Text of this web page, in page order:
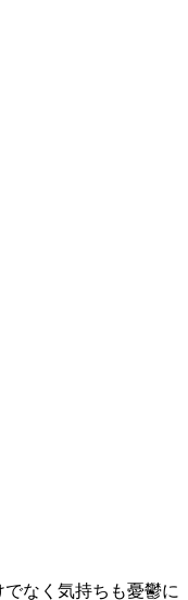
なく気持ちも憂鬱に